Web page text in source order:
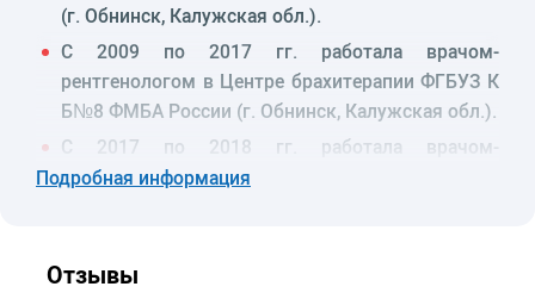
(г. Обнинск, Калужская обл.).
С 2009 по 2017 гг. работала врачом-
рентгенологом в Центре брахитерапии ФГБУЗ К
Б№8 ФМБА России (г. Обнинск, Калужская обл.).
С 2017 по 2018 гг. работала врачом-
рентгенологом КТ в АО «Семейный доктор»
АО «Медицина» (клиника академика
Подробная информация
Отзывы